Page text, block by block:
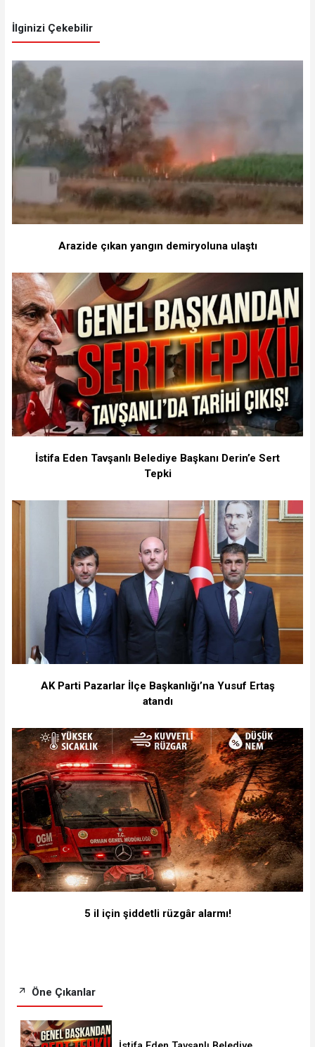
İlginizi Çekebilir
Arazide çıkan yangın demiryoluna ulaştı
İstifa Eden Tavşanlı Belediye Başkanı Derin’e Sert
Tepki
AK Parti Pazarlar İlçe Başkanlığı’na Yusuf Ertaş
atandı
5 il için şiddetli rüzgâr alarmı!
Öne Çıkanlar